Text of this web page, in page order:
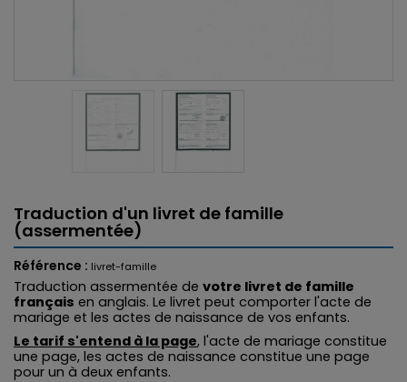
Traduction d'un livret de famille
(assermentée)
Référence : livret-famille
Traduction assermentée de votre livret de famille
français en anglais. Le livret peut comporter l'acte de
mariage et les actes de naissance de vos enfants.
Le tarif s'entend à la page, l'acte de mariage constitue
une page, les actes de naissance constitue une page
pour un à deux enfants.